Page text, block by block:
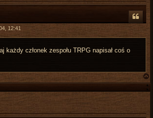
12:41
każdy członek zespołu TRPG napisał coś o